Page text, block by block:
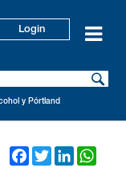
y Pórtland
Login
Facebook
TwitterLinkedIn